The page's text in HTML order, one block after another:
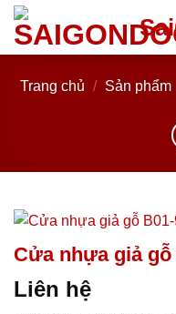
Bỏ
qua
nội
dungTrang chủ / Sản phẩm
Cửa nhựa giả gỗ
Liên hệ